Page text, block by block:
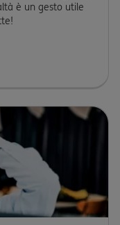
è un gesto utile
cercare il tuo nome su